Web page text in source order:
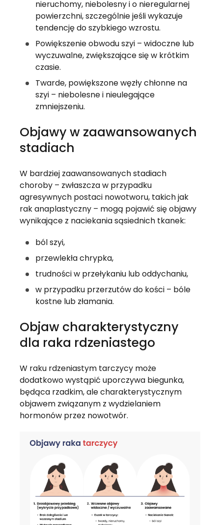
nieruchomy, niebolesny i o nieregularnej
powierzchni, szczególnie jeśli wykazuje
tendencję do szybkiego wzrostu.
Powiększenie obwodu szyi – widoczne lub
wyczuwalne, zwiększające się w krótkim
czasie.
Twarde, powiększone węzły chłonne na
szyi – niebolesne i nieulegające
zmniejszeniu.
Objawy w zaawansowanych
stadiach
W bardziej zaawansowanych stadiach
choroby – zwłaszcza w przypadku
agresywnych postaci nowotworu, takich jak
rak anaplastyczny – mogą pojawić się objawy
wynikające z naciekania sąsiednich tkanek:
ból szyi,
przewlekła chrypka,
trudności w przełykaniu lub oddychaniu,
w przypadku przerzutów do kości – bóle
kostne lub złamania.
Objaw charakterystyczny
dla raka rdzeniastego
W raku rdzeniastym tarczycy może
dodatkowo wystąpić uporczywa biegunka,
będąca rzadkim, ale charakterystycznym
objawem związanym z wydzielaniem
hormonów przez nowotwór.